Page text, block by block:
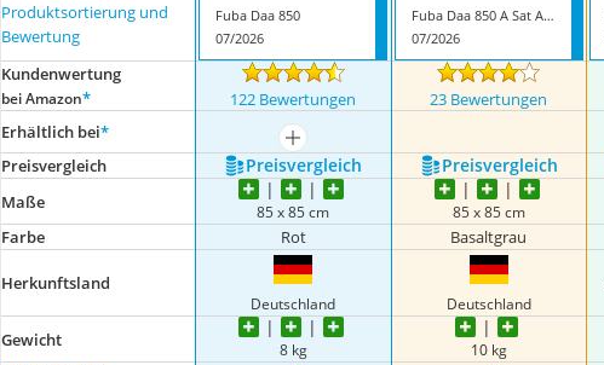
Produktsortierung und
Bewertung
Fuba Daa 850
07/2026
Fuba Daa 850 A Sat Anlage Aluminium
07/2026
Kundenwertung
bei Amazon* 122 Bewertungen 23 Bewertungen
Erhältlich bei*
mehr anzeigen
Preis­vergleich
Preis­vergleich Preis­vergleich
Maße 85 x 85 cm 85 x 85 cm
Farbe Rot Basaltgrau
Herkunftsland
Deutschland Deutschland
Gewicht 8 kg 10 kg